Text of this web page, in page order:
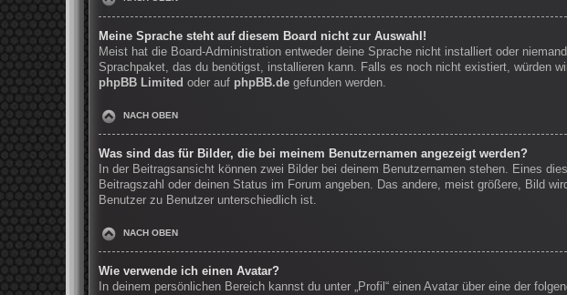
Meine Sprache steht auf diesem Board nicht zur Auswahl!
Meist hat die Board-Administration entweder deine Sprache nicht installiert oder
Sprachpaket, das du benötigst, installieren kann. Falls es noch nicht existiert, würden
phpBB Limited oder auf phpBB.de gefunden werden.
NACH OBEN
Was sind das für Bilder, die bei meinem Benutzernamen angezeigt werden?
In der Beitragsansicht können zwei Bilder bei deinem Benutzernamen stehen. Eines
Beitragszahl oder deinen Status im Forum angeben. Das andere, meist größere, Bild
Benutzer zu Benutzer unterschiedlich ist.
NACH OBEN
Wie verwende ich einen Avatar?
In deinem persönlichen Bereich kannst du unter „Profil“ einen Avatar über eine der